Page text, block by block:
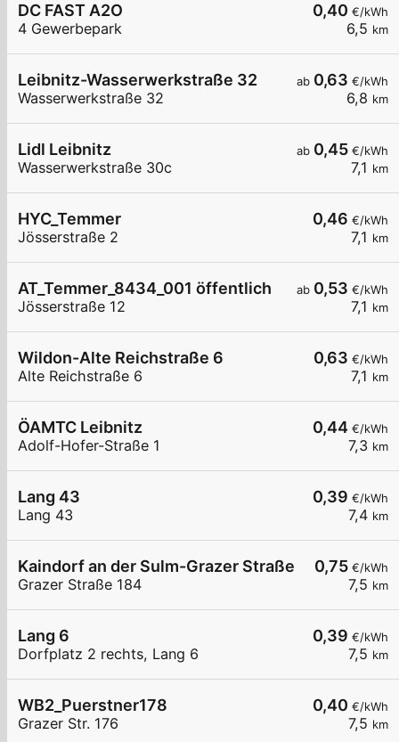
0,40 €/kWh
6,5 km
DC FAST A2O
4 Gewerbepark
ab 0,63 €/kWh
6,8 km
Leibnitz-Wasserwerkstraße 32
Wasserwerkstraße 32
ab 0,45 €/kWh
7,1 km
Lidl Leibnitz
Wasserwerkstraße 30c
0,46 €/kWh
7,1 km
HYC_Temmer
Jösserstraße 2
ab 0,53 €/kWh
7,1 km
AT_Temmer_8434_001 öffentlich
Jösserstraße 12
0,63 €/kWh
7,1 km
Wildon-Alte Reichstraße 6
Alte Reichstraße 6
0,44 €/kWh
7,3 km
ÖAMTC Leibnitz
Adolf-Hofer-Straße 1
0,39 €/kWh
7,4 km
Lang 43
Lang 43
0,75 €/kWh
7,5 km
Kaindorf an der Sulm-Grazer Straße 184
Grazer Straße 184
0,39 €/kWh
7,5 km
Lang 6
Dorfplatz 2 rechts, Lang 6
0,40 €/kWh
7,5 km
WB2_Puerstner178
Grazer Str. 176